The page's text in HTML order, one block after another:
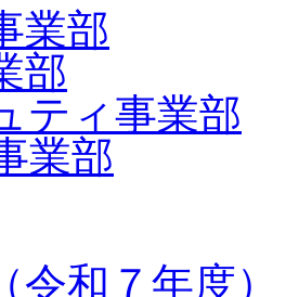
業部
部
ティ事業部
業部
令和７年度）